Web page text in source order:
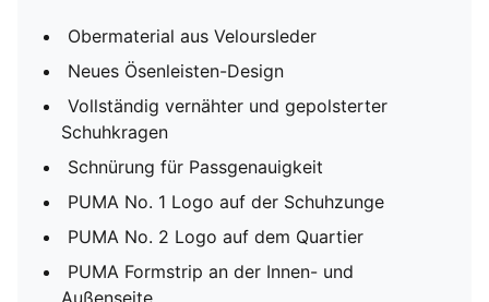
Obermaterial aus Veloursleder
Neues Ösenleisten-Design
Vollständig vernähter und gepolsterter
Schuhkragen
Schnürung für Passgenauigkeit
PUMA No. 1 Logo auf der Schuhzunge
PUMA No. 2 Logo auf dem Quartier
PUMA Formstrip an der Innen- und
Außenseite